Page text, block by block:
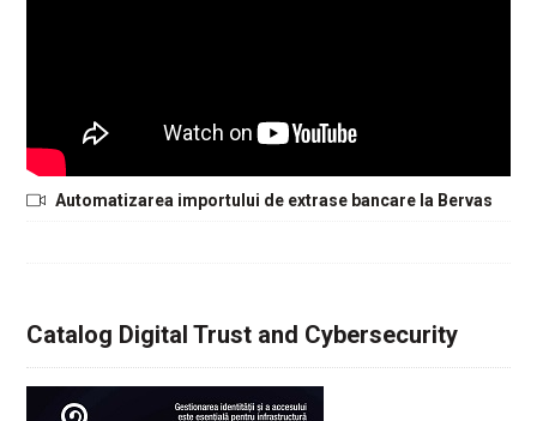
Automatizarea importului de extrase bancare la Bervas
Catalog Digital Trust and Cybersecurity